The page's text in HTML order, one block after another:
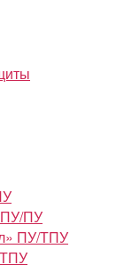
ПУ/ПУ
ПУ/ТПУ